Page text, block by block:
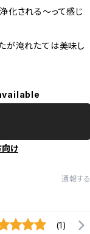
化される～って感じ
が淹れたては美味し
け
通報する
(1)